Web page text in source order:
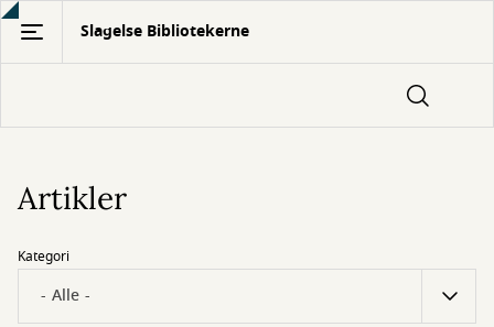
Gå
hovedindhold
Slagelse Bibliotekerne
Artikler
Kategori